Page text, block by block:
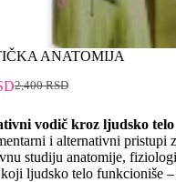
ANATOMIJA
2,400RSD
vodič kroz ljudsko telo
i alternativni pristupi
studiju anatomije,
ljudsko telo funkcioniše